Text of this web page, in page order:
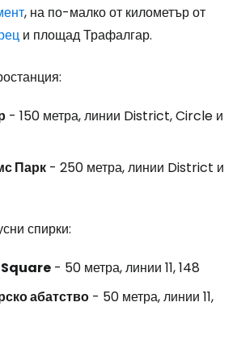
, на по-малко от километър от
и площад Трафалгар.
- 150 метра, линии District, Circle и
Парк - 250 метра, линии District и
спирки:
- 50 метра, линии 11, 148
абатство - 50 метра, линии 11,